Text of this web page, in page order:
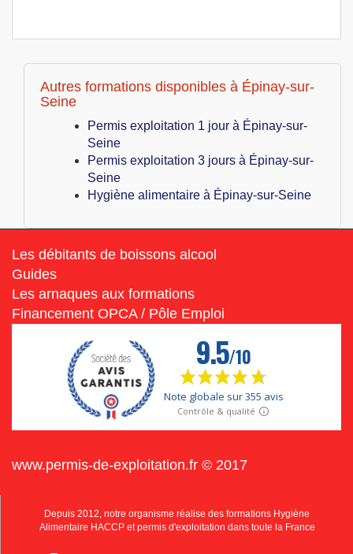
Autres formations disponibles à Épinay-sur-
Seine
Permis exploitation 1 jour à Épinay-sur-
Seine
Permis exploitation 3 jours à Épinay-sur-
Seine
Hygiène alimentaire à Épinay-sur-Seine
Les débitants de boissons alcool
Guides
Les arnaques aux formations
Financement OPCA / Pôle Emploi
www.permis-de-exploitation.fr © 2017
Depuis 2012, notre organisme réalise des formations Hygiène
Alimentaire HACCP et permis d'exploitation dans toute la France